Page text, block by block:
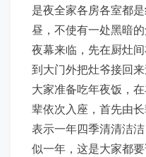
是夜全家各房各室都
昼，不使有一处黑暗的
夜幕来临，先在厨灶
到大门外把灶爷接回来
大家准备吃年夜饭，
辈依次入座，首先由
表示一年四季清清洁
似一年，这是大家都